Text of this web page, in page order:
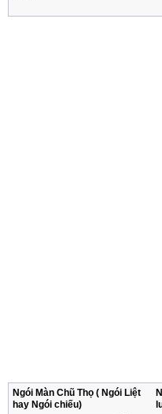
Ngói Màn Chũ Thọ ( Ngói Liệt
hay Ngói chiếu)